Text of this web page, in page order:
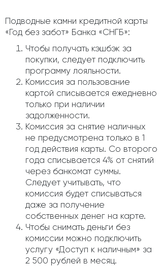
Подводные камни кредитной карты
«Год без забот» Банка «СНГБ»:
Чтобы получать кэшбэк за
покупки, следует подключить
программу лояльности.
Комиссия за пользование
картой списывается ежедневно
только при наличии
задолженности.
Комиссия за снятие наличных
не предусмотрена только в 1
год действия карты. Со второго
года списывается 4% от снятий
через банкомат суммы.
Следует учитывать, что
комиссия будет списываться
даже за получение
собственных денег на карте.
Чтобы снимать деньги без
комиссии можно подключить
услугу «Доступ к наличным» за
2 500 рублей в месяц.